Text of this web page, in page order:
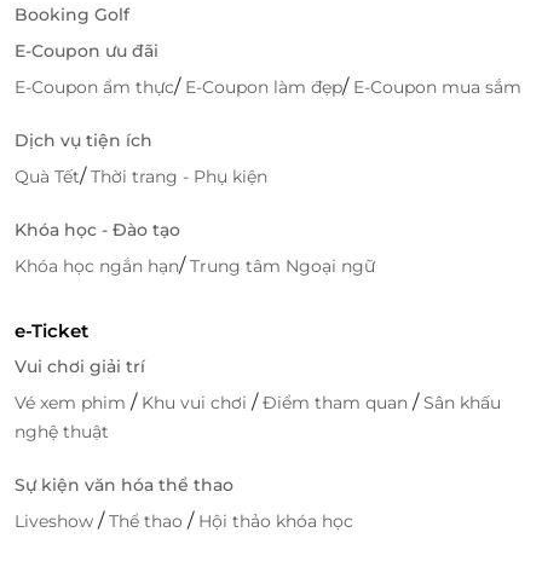
Booking Golf
E-Coupon ưu đãi
E-Coupon ẩm thực/ E-Coupon làm đẹp/ E-Coupon mua sắm
Dịch vụ tiện ích
Quà Tết/Thời trang - Phụ kiện
Khóa học - Đào tạo
Khóa học ngắn hạn/Trung tâm Ngoại ngữ
e-Ticket
Vui chơi giải trí
Vé xem phim / Khu vui chơi /Điểm tham quan /Sân khấu
nghệ thuật
Sự kiện văn hóa thể thao
Liveshow /Thể thao / Hội thảo khóa học